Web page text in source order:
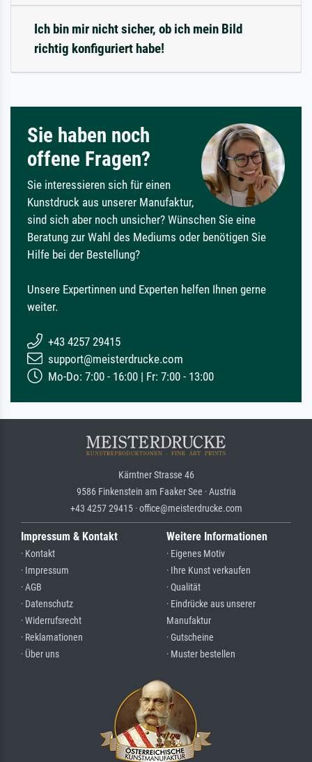
Ich bin mir nicht sicher, ob ich mein Bild
richtig konfiguriert habe!
Sie haben noch
offene Fragen?
Sie interessieren sich für einen
Kunstdruck aus unserer Manufaktur,
sind sich aber noch unsicher? Wünschen Sie eine
Beratung zur Wahl des Mediums oder benötigen Sie
Hilfe bei der Bestellung?
Unsere Expertinnen und Experten helfen Ihnen gerne
weiter.
+43 4257 29415
support@meisterdrucke.com
Mo-Do: 7:00 - 16:00 | Fr: 7:00 - 13:00
Kärntner Strasse 46
9586 Finkenstein am Faaker See · Austria
+43 4257 29415 · office@meisterdrucke.com
Impressum & Kontakt
· Kontakt
· Impressum
· AGB
· Datenschutz
· Widerrufsrecht
· Reklamationen
· Über uns
Weitere Informationen
· Eigenes Motiv
· Ihre Kunst verkaufen
· Qualität
· Eindrücke aus unserer
Manufaktur
· Gutscheine
· Muster bestellen